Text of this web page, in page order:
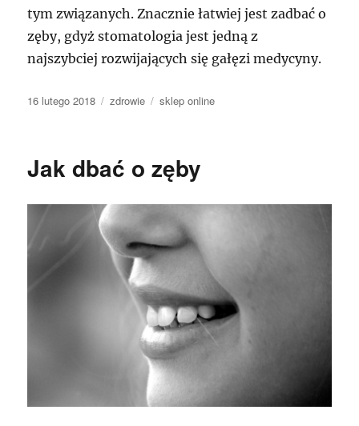
tym związanych. Znacznie łatwiej jest zadbać o
zęby, gdyż stomatologia jest jedną z
najszybciej rozwijających się gałęzi medycyny.
Data
16 lutego 2018 Kategorie
zdrowie Tagi
sklep online
Jak dbać o zęby